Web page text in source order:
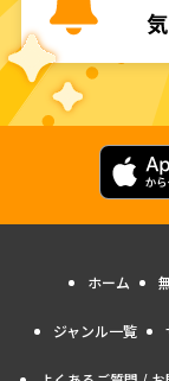
ホーム
ジャンル一覧